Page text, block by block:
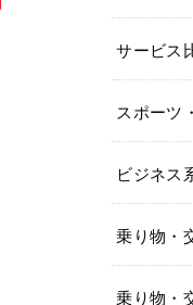
サービス
スポーツ
ビジネス
乗り物・
乗り物・